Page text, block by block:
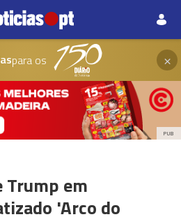
para os ×
PUB
Trump em
'Arco do